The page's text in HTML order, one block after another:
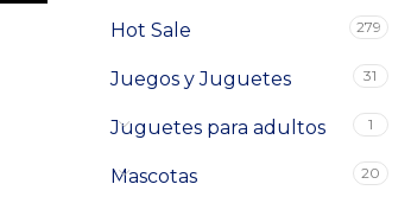
Hot Sale 279
Juegos y Juguetes 31
Juguetes para adultos 1
Mascotas 20